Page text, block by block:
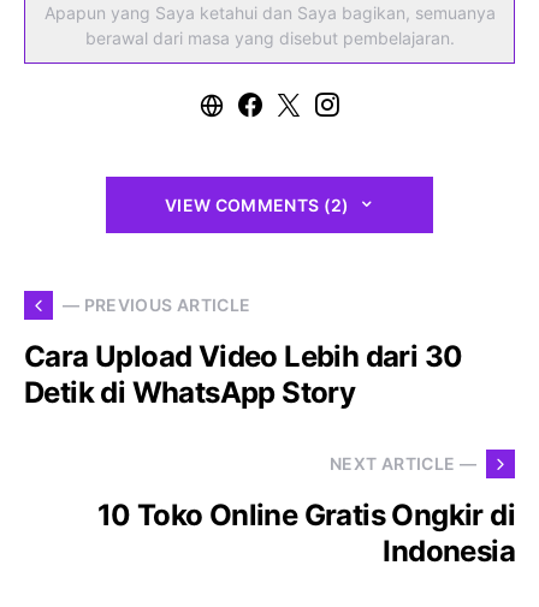
Apapun yang Saya ketahui dan Saya bagikan, semuanya
berawal dari masa yang disebut pembelajaran.
VIEW COMMENTS (2)
— PREVIOUS ARTICLE
Cara Upload Video Lebih dari 30
Detik di WhatsApp Story
NEXT ARTICLE —
10 Toko Online Gratis Ongkir di
Indonesia